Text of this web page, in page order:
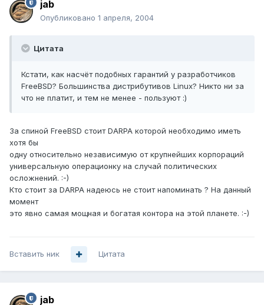
jab
Опубликовано 1 апреля, 2004
Цитата
Кстати, как насчёт подобных гарантий у разработчиков
FreeBSD? Большинства дистрибутивов Linux? Никто ни за
что не платит, и тем не менее - пользуют :)
За спиной FreeBSD стоит DARPA которой необходимо иметь
хотя бы
одну относительно независимую от крупнейших корпораций
универсальную операционку на случай политических
осложнений. :-)
Кто стоит за DARPA надеюсь не стоит напоминать ? На данный
момент
это явно самая мощная и богатая контора на этой планете. :-)
Вставить ник Цитата
jab